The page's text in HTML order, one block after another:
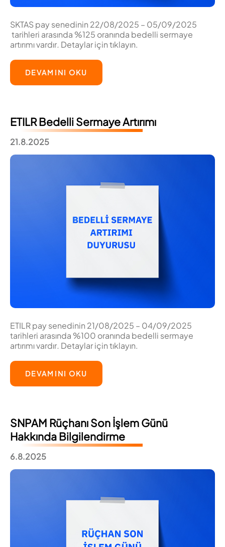
SKTAS pay senedinin 22/08/2025 – 05/09/2025
tarihleri arasında %125 oranında bedelli sermaye
artırımı vardır. Detaylar için tıklayın.
DEVAMINI OKU
ETILR Bedelli Sermaye Artırımı
21.8.2025
ETILR pay senedinin 21/08/2025 – 04/09/2025
tarihleri arasında %100 oranında bedelli sermaye
artırımı vardır. Detaylar için tıklayın.
DEVAMINI OKU
SNPAM Rüçhanı Son İşlem Günü
Hakkında Bilgilendirme
6.8.2025